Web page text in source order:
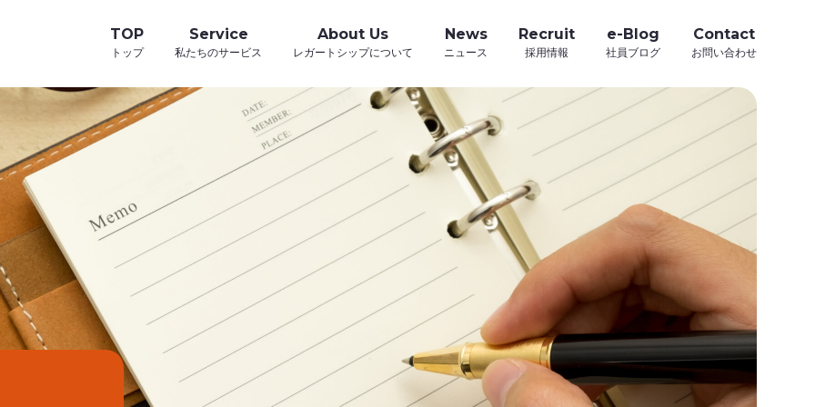
TOP Service About Us News Recruit e-Blog Contact